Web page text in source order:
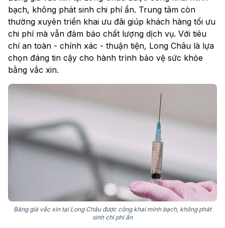
bạch, không phát sinh chi phí ẩn. Trung tâm còn
thường xuyên triển khai ưu đãi giúp khách hàng tối ưu
chi phí mà vẫn đảm bảo chất lượng dịch vụ. Với tiêu
chí an toàn - chính xác - thuận tiện, Long Châu là lựa
chọn đáng tin cậy cho hành trình bảo vệ sức khỏe
bằng vắc xin.
Bảng giá vắc xin tại Long Châu được công khai minh bạch, không phát
sinh chi phí ẩn